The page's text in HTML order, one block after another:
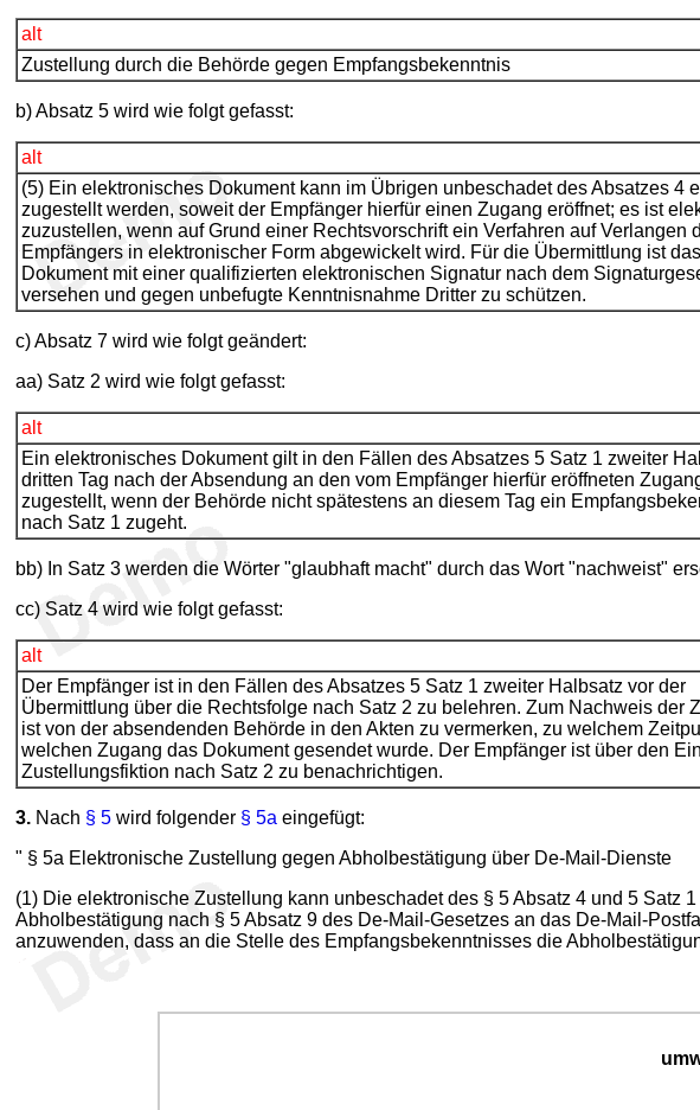
alt
Zustellung durch die Behörde gegen Empfangsbekenntnis
b) Absatz 5 wird wie folgt gefasst:
alt
(5) Ein elektronisches Dokument kann im Übrigen unbeschadet des Absatzes 4
zugestellt werden, soweit der Empfänger hierfür einen Zugang eröffnet; es ist
zuzustellen, wenn auf Grund einer Rechtsvorschrift ein Verfahren auf Verlangen
Empfängers in elektronischer Form abgewickelt wird. Für die Übermittlung ist das
Dokument mit einer qualifizierten elektronischen Signatur nach dem
versehen und gegen unbefugte Kenntnisnahme Dritter zu schützen.
c) Absatz 7 wird wie folgt geändert:
aa) Satz 2 wird wie folgt gefasst:
alt
Ein elektronisches Dokument gilt in den Fällen des Absatzes 5 Satz 1 zweiter
dritten Tag nach der Absendung an den vom Empfänger hierfür eröffneten
zugestellt, wenn der Behörde nicht spätestens an diesem Tag ein
nach Satz 1 zugeht.
bb) In Satz 3 werden die Wörter "glaubhaft macht" durch das Wort "nachweist"
cc) Satz 4 wird wie folgt gefasst:
alt
Der Empfänger ist in den Fällen des Absatzes 5 Satz 1 zweiter Halbsatz vor der
Übermittlung über die Rechtsfolge nach Satz 2 zu belehren. Zum Nachweis der
ist von der absendenden Behörde in den Akten zu vermerken, zu welchem
welchen Zugang das Dokument gesendet wurde. Der Empfänger ist über den
Zustellungsfiktion nach Satz 2 zu benachrichtigen.
3. Nach § 5 wird folgender § 5a eingefügt:
" § 5a Elektronische Zustellung gegen Abholbestätigung über De-Mail-Dienste
(1) Die elektronische Zustellung kann unbeschadet des § 5 Absatz 4 und 5
Abholbestätigung nach § 5 Absatz 9 des De-Mail-Gesetzes an das De-Mail-
anzuwenden, dass an die Stelle des Empfangsbekenntnisses die